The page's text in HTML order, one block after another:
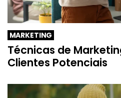
MARKETING
Técnicas de
Clientes Potenciais